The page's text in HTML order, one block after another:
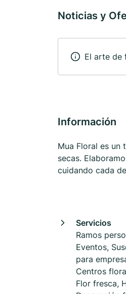
Noticias y
El arte de
Información
Mua Floral es
secas.
cuidando cada
Servicios
Ramos
Eventos,
para
Centros
Flor fresca,